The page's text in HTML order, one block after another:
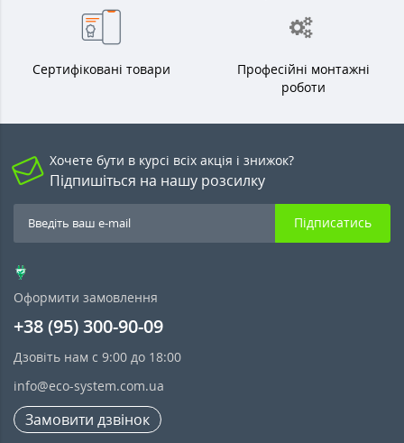
Сертифіковані товари
Професійні монтажні
роботи
Хочете бути в курсі всіх акція і знижок?
Підпишіться на нашу розсилку
Підписатись
Оформити замовлення
+38 (95) 300-90-09
Дзовіть нам с 9:00 до 18:00
info@eco-system.com.ua
Замовити дзвінок